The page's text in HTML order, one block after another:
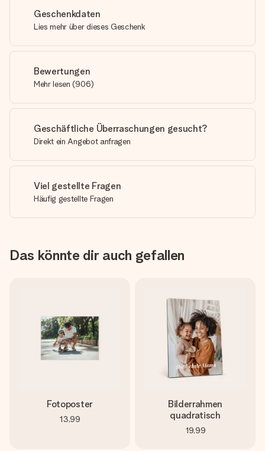
Geschenkdaten
Lies mehr über dieses Geschenk
Bewertungen
Mehr lesen (906)
Geschäftliche Überraschungen gesucht?
Direkt ein Angebot anfragen
Viel gestellte Fragen
Häufig gestellte Fragen
Das könnte dir auch gefallen
Fotoposter
13,99
Bilderrahmen
quadratisch
19,99